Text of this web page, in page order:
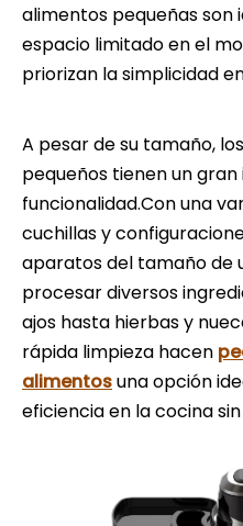
alimentos pequeñas son
espacio limitado en el
priorizan la simplicidad
A pesar de su tamaño,
pequeños tienen un
funcionalidad.Con una
cuchillas y
aparatos del tamaño de
procesar diversos
ajos hasta hierbas y
rápida limpieza hacen
alimentosuna opción
eficiencia en la cocina